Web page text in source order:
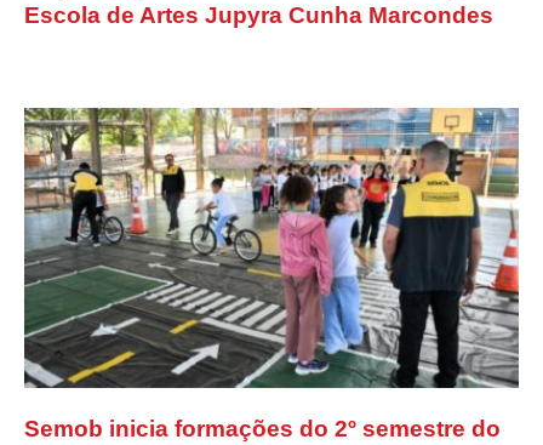
Escola de Artes Jupyra Cunha Marcondes
Semob inicia formações do 2º semestre do